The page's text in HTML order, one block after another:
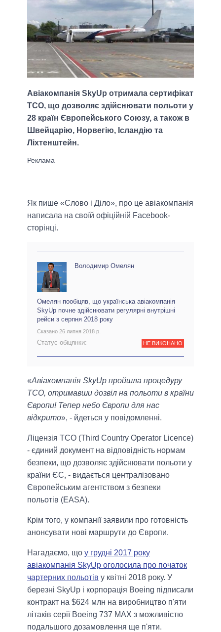
Авіакомпанія SkyUp отримала сертифікат
ТСО, що дозволяє здійснювати польоти у
28 країн Європейського Союзу, а також в
Швейцарію, Норвегію, Ісландію та
Ліхтенштейн.
Як пише «Слово і Діло», про це авіакомпанія
написала на своїй офіційній Facebook-
сторінці.
Володимир Омелян
Омелян пообіцяв, що українська авіакомпанія
SkyUp почне здійснювати регулярні внутрішні
рейси з серпня 2018 року
Сказано 26 липня 2018 р.
Статус обіцянки: НЕ ВИКОНАНО
«Авіакомпанія SkyUp пройшла процедуру
ТСО, отримавши дозвіл на польоти в країни
Європи! Тепер небо Європи для нас
відкрито», - йдеться у повідомленні.
Ліцензія TCO (Third Country Operator Licence)
- єдиний документ на відповідність нормам
безпеки, що дозволяє здійснювати польоти у
країни ЄС, - видається централізовано
Європейським агентством з безпеки
польотів (EASA).
Крім того, у компанії заявили про готовність
анонсувати нові маршрути до Європи.
Нагадаємо, що у грудні 2017 року
авіакомпанія SkyUp оголосила про початок
чартерних польотів у квітні 2018 року. У
березні SkyUp і корпорація Boeing підписали
контракт на $624 млн на виробництво п'яти
літаків серії Boeing 737 MAX з можливістю
подальшого дозамовлення ще п'яти.